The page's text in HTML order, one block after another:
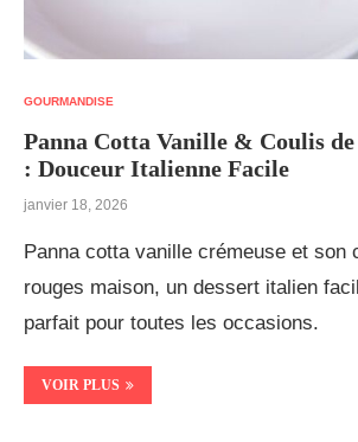
GOURMANDISE
Panna Cotta Vanille & Coulis
: Douceur Italienne Facile
janvier 18, 2026
Panna cotta vanille crémeuse et son
rouges maison, un dessert italien
parfait pour toutes les occasions.
VOIR PLUS